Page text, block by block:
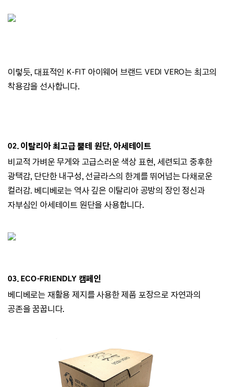
이렇듯, 대표적인 K-FIT 아이웨어 브랜드VEDI VERO는 최고의
착용감을 선사합니다.
02. 이탈리아 최고급 뿔테 원단, 아세테이트
비교적 가벼운 무게와 고급스러운 색상 표현, 세련되고 중후한
광택감, 단단한 내구성, 선글라스의 한계를 뛰어넘는 다채로운
컬러감. 베디베로는 역사 깊은 이탈리아 공방의 장인 정신과
자부심인 아세테이트 원단을 사용합니다.
03. ECO-FRIENDLY 캠페인
베디베로는 재활용 제지를 사용한 제품 포장으로 자연과의
공존을 꿈꿉니다.